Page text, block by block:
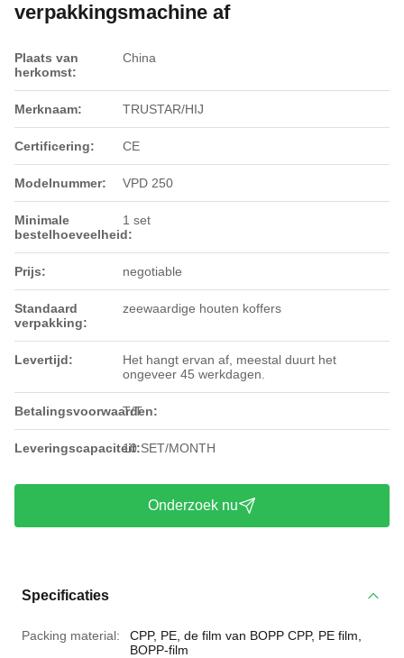
verpakkingsmachine af
Plaats van
herkomst:
China
Merknaam: TRUSTAR/HIJ
Certificering: CE
Modelnummer: VPD 250
Minimale
bestelhoeveelheid:
1 set
Prijs: negotiable
Standaard
verpakking:
zeewaardige houten koffers
Levertijd:
Het hangt ervan af, meestal duurt het
ongeveer 45 werkdagen.
Betalingsvoorwaarden:
T/T
Leveringscapaciteit:10 SET/MONTH
Onderzoek nu
Specificaties
Packing material:
CPP, PE, de film van BOPP CPP, PE film,
BOPP-film